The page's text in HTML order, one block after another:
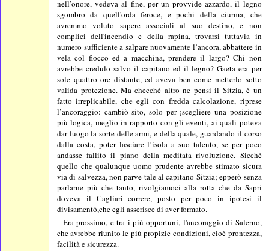
nell’onore, vedeva al fine, per un provvide azzardo, il legno
sgombro da quell'orda feroce, e pochi della ciurma, che
avremmo voluto sapere associali al suo destino, e non
complici dell'incendio e della rapina, trovarsi tuttavia in
numero sufficiente a salpare nuovamente l’ancora, abbattere in
vela col fiocco ed a macchina, prendere il largo? Chi non
avrebbe credulo salvo il capitano ed il legno? Gaeta era per
sole quattro ore distante, ed aveva ben come metterlo sotto
valida protezione. Ma checché altro ne pensi il Sitzia, è un
fatto irreplicabile, che egli con fredda calcolazione, riprese
l’ancoraggio: cambiò sito, solo per ¡scegliere una posizione
più logica, meglio in rapporto con gli eventi, ai quali poteva
dar luogo la sorte delle armi, e della quale, guardando il corso
dalla costa, poter lasciare l’isola a suo talento, se per poco
andasse fallito il piano della meditata rivoluzione. Sicché
quello che qualunque uomo prudente avrebbe stimato sicura
via di salvezza, non parve tale al capitano Sitzia; epperò senza
parlarne più che tanto, rivolgiamoci alla rotta che da Sapri
doveva il Cagliari correre, posto per poco in ipotesi il
divisamentó,che egli asserisce di aver formato.
Era prossimo, e tra i più opportuni, l'ancoraggio di Salerno,
che avrebbe riunito le più propizie condizioni, cioè prontezza,
facilità e sicurezza.